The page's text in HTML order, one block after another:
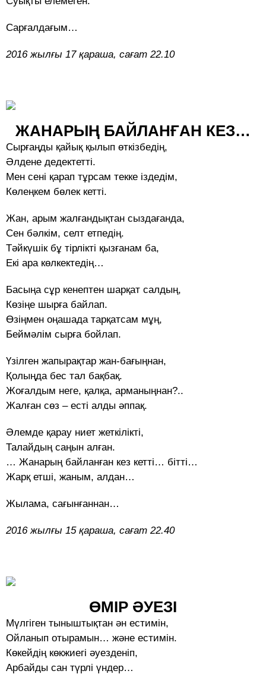
Сарғалдағым…
2016 жылғы 17 қараша, сағат 22.10
ЖАНАРЫҢ БАЙЛАНҒАН КЕЗ…
Сырғаңды қайық қылып өткізбедің,
Әлдене дедектетті.
Мен сені қарап тұрсам текке іздедім,
Көлеңкем бөлек кетті.
Жан, арым жалғандықтан сыздағанда,
Сен бәлкім, селт етпедің.
Тәйкүшік бұ тірлікті қызғанам ба,
Екі ара көлкектедің…
Басыңа сұр кенептен шарқат салдың,
Көзіңе шырға байлап.
Өзіңмен оңашада тарқатсам мұң,
Беймәлім сырға бойлап.
Үзілген жапырақтар жан-бағыңнан,
Қолыңда бес тал бақбақ.
Жоғалдым неге, қалқа, арманыңнан?..
Жалған сөз – есті алды әппақ.
Әлемде қарау ниет жеткілікті,
Талайдың саңын алған.
… Жанарың байланған кез кетті… бітті…
Жарқ етші, жаным, алдан…
Жылама, сағынғаннан…
2016 жылғы 15 қараша, сағат 22.40
ӨМІР ӘУЕЗІ
Мүлгіген тыныштықтан ән естимін,
Ойланып отырамын… және естимін.
Көкейдің көкжиегі әуезденіп,
Арбайды сан түрлі үндер…